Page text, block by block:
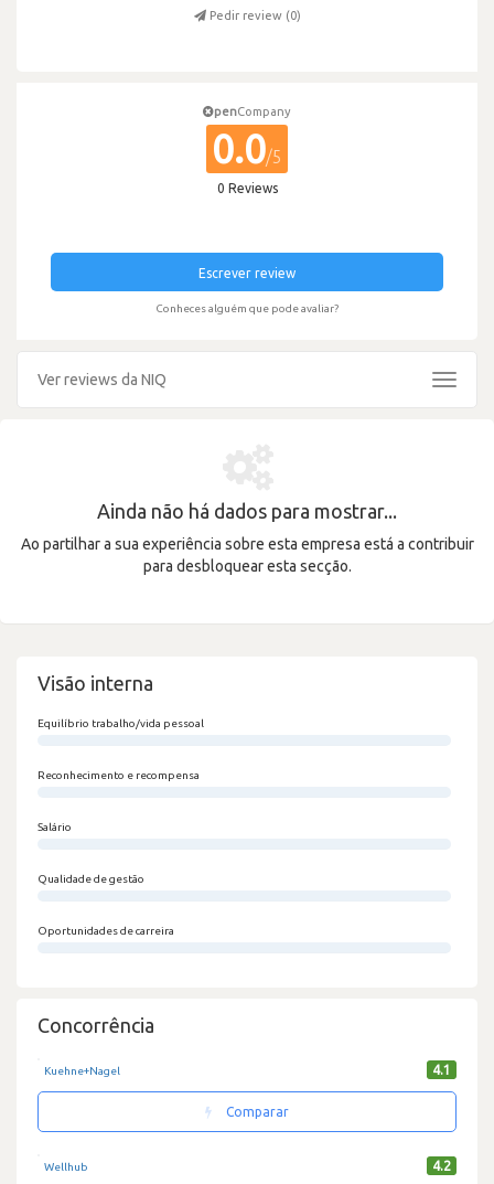
Pedir review (0)
penCompany
0.0/5
0 Reviews
Escrever review
Conheces alguém que pode avaliar?
Ver reviews da NIQ
Toggle
Ainda não há dados para mostrar...
Ao partilhar a sua experiência sobre esta empresa está a contribuir
para desbloquear esta secção.
Visão interna
Equilíbrio trabalho/vida pessoal
Reconhecimento e recompensa
Salário
Qualidade de gestão
Oportunidades de carreira
Concorrência
Kuehne+Nagel 4.1
Comparar
Wellhub 4.2